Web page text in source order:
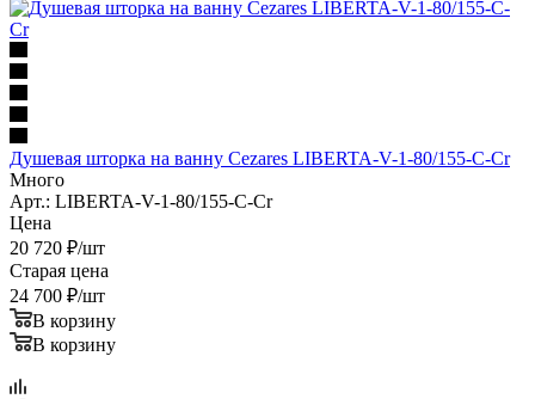
Душевая шторка на ванну Cezares LIBERTA-V-1-80/155-C-Cr
Много
Арт.: LIBERTA-V-1-80/155-C-Cr
Цена
20 720 ₽/шт
Старая цена
24 700 ₽/шт
В корзину
В корзину